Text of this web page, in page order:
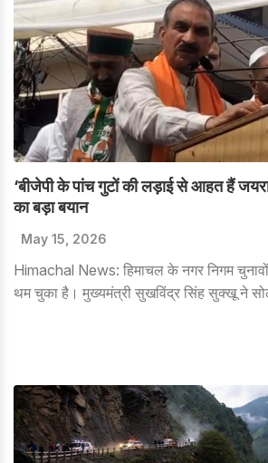
‘बीजेपी के पांच गुटों की लड़ाई से आहत हैं
का बड़ा बयान
May 15, 2026
Himachal News: हिमाचल के नगर निगम
थम चुका है। मुख्यमंत्री सुखविंद्र सिंह सुक्खू ने
की सभी समस्याओं का निपटारा कांग्रेस की निगम